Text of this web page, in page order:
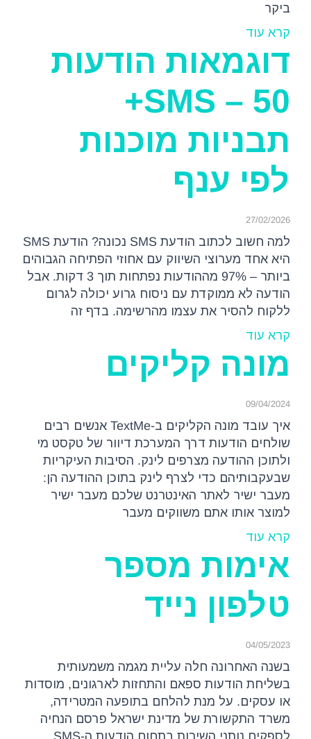
ביקר
קרא עוד
דוגמאות הודעות
SMS – 50+
תבניות מוכנות
לפי ענף
27/02/2026
למה חשוב לכתוב הודעת SMS נכונה? הודעת SMS
היא אחד מערוצי השיווק עם אחוזי הפתיחה הגבוהים
ביותר – 97% מההודעות נפתחות תוך 3 דקות. אבל
הודעה לא ממוקדת עם ניסוח גרוע יכולה לגרום
ללקוח להסיר את עצמו מהרשימה. בדף זה
קרא עוד
מונה קליקים
09/04/2024
איך עובד מונה הקליקים ב-TextMe אנשים רבים
שולחים הודעות דרך המערכת דיוור של טקסט מי
ולתוכן ההודעה מצרפים לינק. הסיבות העיקריות
שבעקבותיהם כדי לצרף לינק בתוכן ההודעה הן:
מעבר ישיר לאתר האינטרנט שלכם מעבר ישיר
למוצר אותו אתם משווקים מעבר
קרא עוד
אימות מספר
טלפון נייד
04/05/2023
בשנה האחרונה חלה עליית מגמה משמעותית
בשליחת הודעות ספאם והתחזות לארגונים, מוסדות
או עסקים. על מנת להלחם בתופעה המטרידה,
משרד התקשורת של מדינת ישראל פרסם הנחיה
לספקים נותני השירות בתחום הודעות ה-SMS